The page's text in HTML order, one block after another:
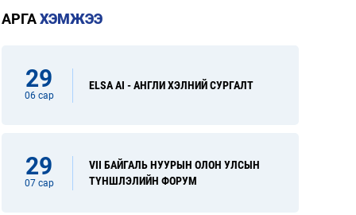
АРГАХЭМЖЭЭ
29
06 сар
ELSA AI - АНГЛИ ХЭЛНИЙ СУРГАЛТ
29
07 сар
VII БАЙГАЛЬ НУУРЫН ОЛОН УЛСЫН
ТҮНШЛЭЛИЙН ФОРУМ